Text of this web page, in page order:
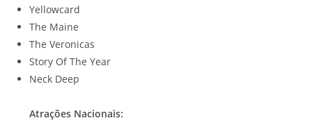
Yellowcard
The Maine
The Veronicas
Story Of The Year
Neck Deep
Atrações Nacionais: